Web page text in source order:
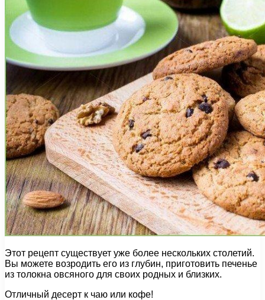
Этот рецепт существует уже более нескольких столетий.
Вы можете возродить его из глубин, приготовить печенье
из толокна овсяного для своих родных и близких.
Отличный десерт к чаю или кофе!